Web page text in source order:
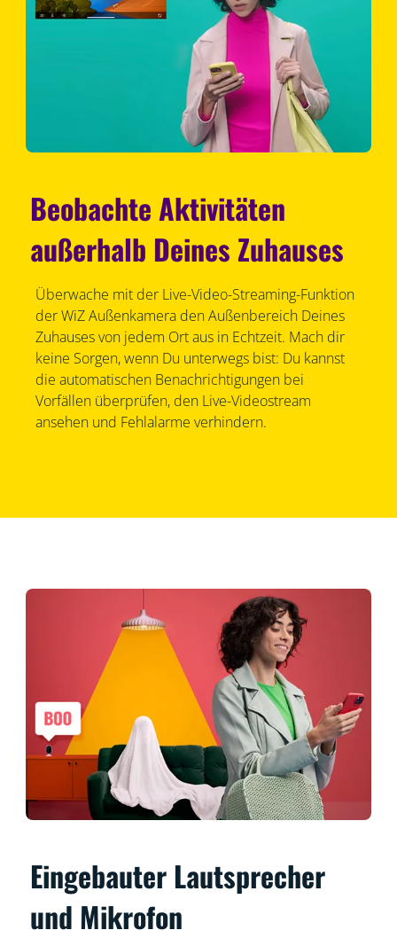
Beobachte Aktivitäten
außerhalb Deines Zuhauses
Überwache mit der Live-Video-Streaming-Funktion
der WiZ Außenkamera den Außenbereich Deines
Zuhauses von jedem Ort aus in Echtzeit. Mach dir
keine Sorgen, wenn Du unterwegs bist: Du kannst
die automatischen Benachrichtigungen bei
Vorfällen überprüfen, den Live-Videostream
ansehen und Fehlalarme verhindern.
Eingebauter Lautsprecher
und Mikrofon